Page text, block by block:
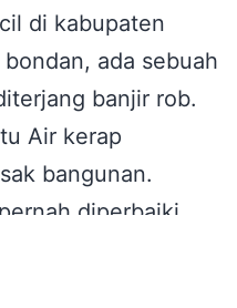
di kabupaten
ada sebuah
banjir rob.
Air kerap
bangunan.
diperbaiki,